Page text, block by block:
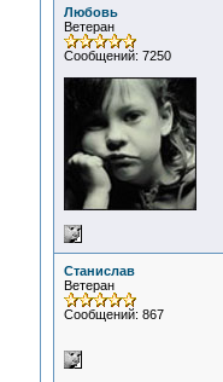
Любовь
Ветеран
Сообщений: 7250
Станислав
Ветеран
Сообщений: 867